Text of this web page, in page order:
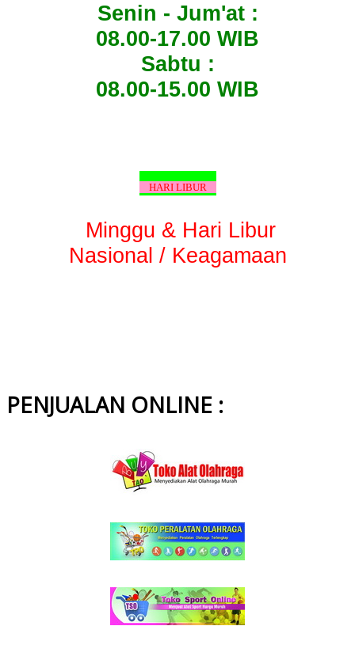
Senin - Jum'at :
08.00-17.00 WIB
Sabtu :
08.00-15.00 WIB
HARI LIBUR
Minggu & Hari Libur
Nasional / Keagamaan
PENJUALAN ONLINE :